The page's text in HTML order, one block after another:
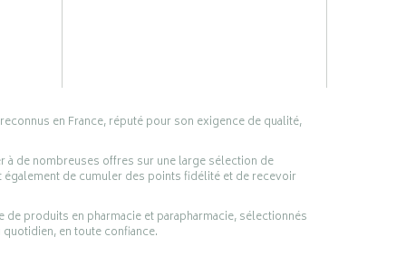
en France, réputé pour son exigence de qualité,
à de nombreuses offres sur une large sélection de
de cumuler des points fidélité et de recevoir
produits en pharmacie et parapharmacie, sélectionnés
en toute confiance.